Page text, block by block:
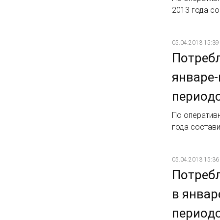
2013 года
05.04.2013 15:39
По
года
05.04.2013 15:36
в